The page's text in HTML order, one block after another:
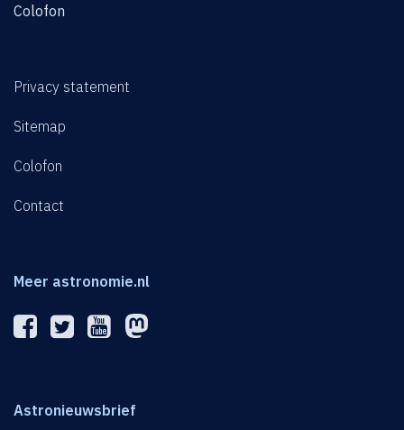
Colofon
Privacy statement
Sitemap
Colofon
Contact
Meer astronomie.nl
Astronieuwsbrief